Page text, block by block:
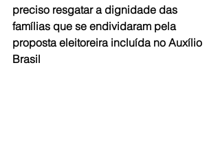
preciso resgatar a dignidade das
famílias que se endividaram pela
proposta eleitoreira incluída no Auxílio
Brasil